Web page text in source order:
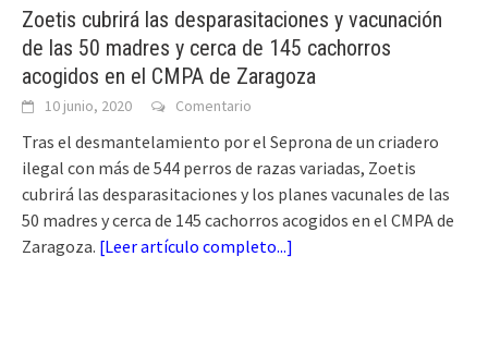
Zoetis cubrirá las desparasitaciones y vacunación
de las 50 madres y cerca de 145 cachorros
acogidos en el CMPA de Zaragoza
10 junio, 2020 Comentario
Tras el desmantelamiento por el Seprona de un criadero
ilegal con más de 544 perros de razas variadas, Zoetis
cubrirá las desparasitaciones y los planes vacunales de las
50 madres y cerca de 145 cachorros acogidos en el CMPA de
Zaragoza. [Leer artículo completo...]